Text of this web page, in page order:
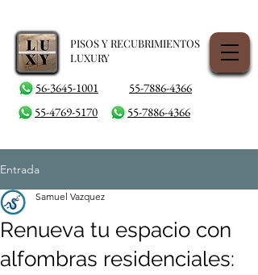
PISOS Y RECUBRIMIENTOS
LUXURY
56-3645-1001
55-7886-4366
55-4769-5170
55-7886-4366
Entrada
Renueva tu espacio con
alfombras residenciales:
Samuel Vazquez